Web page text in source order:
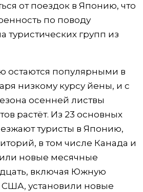
от поездок в Японию, что
по поводу
туристических групп из
остаются популярными в
низкому курсу йены, и с
осенней листвы
растёт. Из 23 основных
туристы в Японию,
в том числе Канада и
новые месячные
включая Южную
установили новые